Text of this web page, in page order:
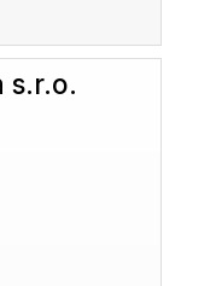
s.r.o.